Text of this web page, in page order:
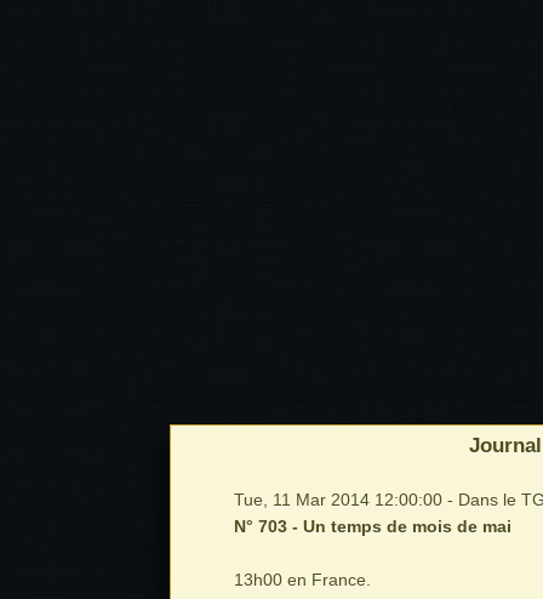
Tue, 11 Mar 2014 12:00:00 - Dans le
N° 703 - Un temps de mois de mai
13h00 en France.